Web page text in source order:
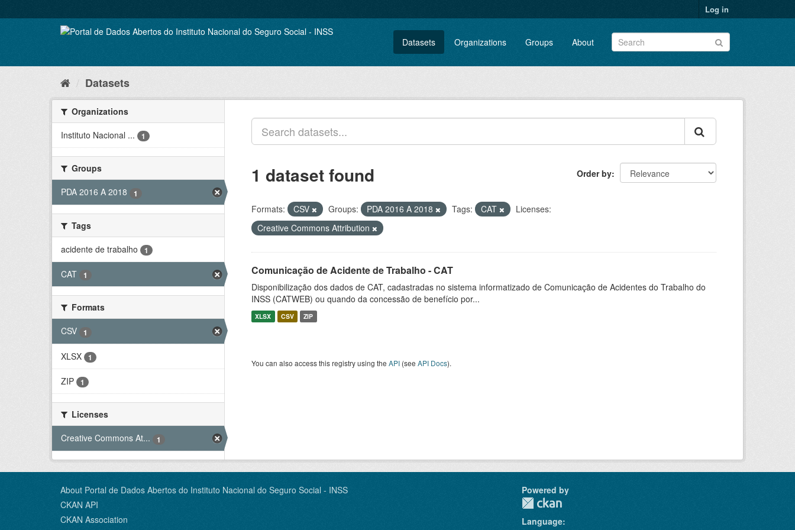
to
Log in
Datasets Organizations Groups About
Datasets
Organizations
Instituto Nacional ...
1
Groups
PDA 2016 A 2018
1
Tags
acidente de trabalho
1
CAT 1
Formats
CSV
1
XLSX 1
ZIP 1
Licenses
Creative Commons At...
1
Order by
1 dataset found
Formats: CSV Groups: PDA 2016 A 2018 Tags: CAT
Licenses:
Creative Commons Attribution
Comunicação de Acidente de Trabalho - CAT
Disponibilização dos dados de CAT, cadastradas no sistema informatizado de Comunicação de Acidentes do Trabalho do
INSS (CATWEB) ou quando da concessão de benefício por...
XLSX CSV ZIP
You can also access this registry using the API (see API Docs).
About Portal de Dados Abertos do Instituto Nacional do Seguro Social - INSS
CKAN API
CKAN Association
Powered by
Language